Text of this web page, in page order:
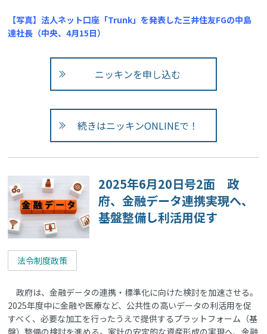
【写真】法人ネット口座「Trunk」を発表した三井住友FGの中島
達社長（中央、4月15日）
ニッキンを申し込む
続きはニッキンONLINEで！
2025年6月20日号2面 政
府、金融データ連携実現へ、
基盤整備し利活用促す
法令制度政策
政府は、金融データの連携・標準化に向けた検討を加速させる。
2025年度中に金融や医療など、公共性の高いデータの利活用を促
すべく、必要な加工を行ったうえで提供するプラットフォーム（基
盤）整備の検討を進める。家計の安定的な資産形成の実現へ、金融